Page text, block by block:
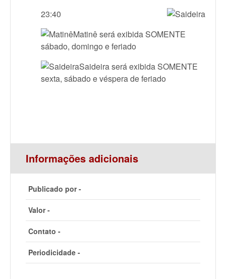
23:40
Matinê será exibida SOMENTE
sábado, domingo e feriado
Saideira será exibida SOMENTE
sexta, sábado e véspera de feriado
Informações adicionais
Publicado por -
Valor -
Contato -
Periodicidade -